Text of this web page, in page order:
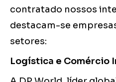
contratado nossos
destacam-se
setores:
Logística e Comércio